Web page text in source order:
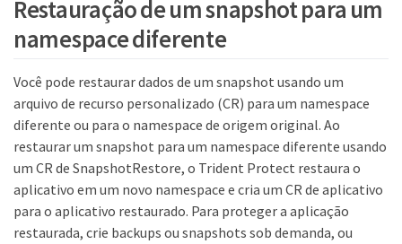
Restauração de um snapshot para um
namespace diferente
Você pode restaurar dados de um snapshot usando um
arquivo de recurso personalizado (CR) para um namespace
diferente ou para o namespace de origem original. Ao
restaurar um snapshot para um namespace diferente usando
um CR de SnapshotRestore, o Trident Protect restaura o
aplicativo em um novo namespace e cria um CR de aplicativo
para o aplicativo restaurado. Para proteger a aplicação
restaurada, crie backups ou snapshots sob demanda, ou